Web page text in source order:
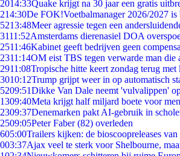
2014:33Quake krijgt na 30 jaar een gratis
214:30De FOK!Voetbalmanager 2026/2027 is
5213:48Meer agressie tegen een
3111:52Amsterdams dierenasiel DOA
2511:46Kabinet geeft bedrijven geen
2311:14OM eist TBS tegen verwarde man die
2911:08Tropische hitte keert zondag terug met
3010:12Trump grijpt weer in op automatisch
5209:51Dikke Van Dale neemt 'vulvalippen'
1309:40Meta krijgt half miljard boete voor
2309:37Denemarken pakt AI-gebruik in
2509:05Peter Faber (82) overleden
605:00Trailers kijken: de bioscoopreleases
003:37Ajax veel te sterk voor Shelbourne,